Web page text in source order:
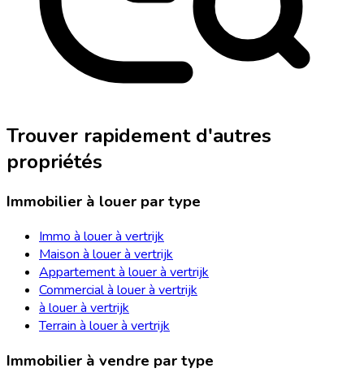
Trouver rapidement d'autres
propriétés
Immobilier à louer par type
Immo à louer à vertrijk
Maison à louer à vertrijk
Appartement à louer à vertrijk
Commercial à louer à vertrijk
à louer à vertrijk
Terrain à louer à vertrijk
Immobilier à vendre par type